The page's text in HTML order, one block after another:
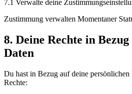
7.1 Verwalte deine
Zustimmung verwalten Momentaner
8. Deine Rechte in
Daten
Du hast in Bezug auf deine
Rechte: